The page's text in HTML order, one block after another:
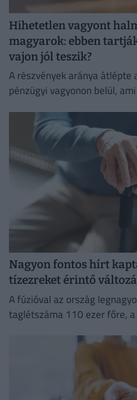
Hihetetlen vagyont
magyarok: ebben
vajon jól teszik?
A részvények aránya átlépte
pénzügyi vagyonon belül,
Nagyon fontos hírt
tízezreket érintő
A fúzióval az ország
taglétszáma 110 ezer főre,